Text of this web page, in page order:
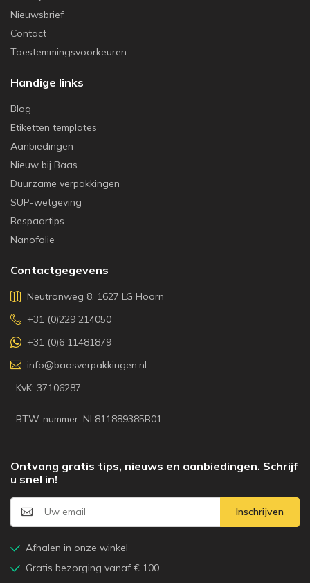
Nieuwsbrief
Contact
Toestemmingsvoorkeuren
Handige links
Blog
Etiketten templates
Aanbiedingen
Nieuw bij Baas
Duurzame verpakkingen
SUP-wetgeving
Bespaartips
Nanofolie
Contactgegevens
Neutronweg 8, 1627 LG Hoorn
+31 (0)229 214050
+31 (0)6 11481879
info@baasverpakkingen.nl
KvK: 37106287
BTW-nummer: NL811889385B01
Ontvang gratis tips, nieuws en aanbiedingen. Schrijf
u snel in!
Inschrijven
Afhalen in onze winkel
Gratis bezorging vanaf € 100